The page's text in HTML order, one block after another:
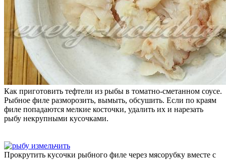
Как приготовить тефтели из рыбы в томатно-сметанном соусе.
Рыбное филе разморозить, вымыть, обсушить. Если по краям
филе попадаются мелкие косточки, удалить их и нарезать
рыбу некрупными кусочками.
Прокрутить кусочки рыбного филе через мясорубку вместе с